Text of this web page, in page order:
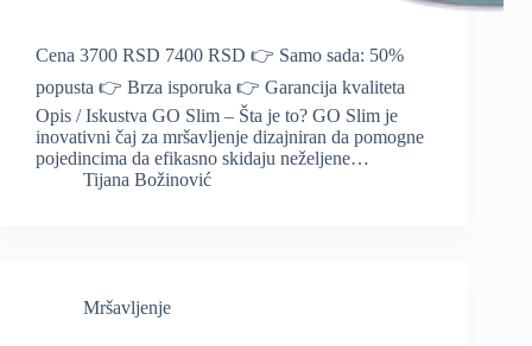
Cena 3700 RSD 7400 RSD 👉 Samo sada: 50%
popusta 👉 Brza isporuka 👉 Garancija kvaliteta
Opis / Iskustva GO Slim – Šta je to? GO Slim je
inovativni čaj za mršavljenje dizajniran da pomogne
pojedincima da efikasno skidaju neželjene…
Tijana Božinović
Mršavljenje